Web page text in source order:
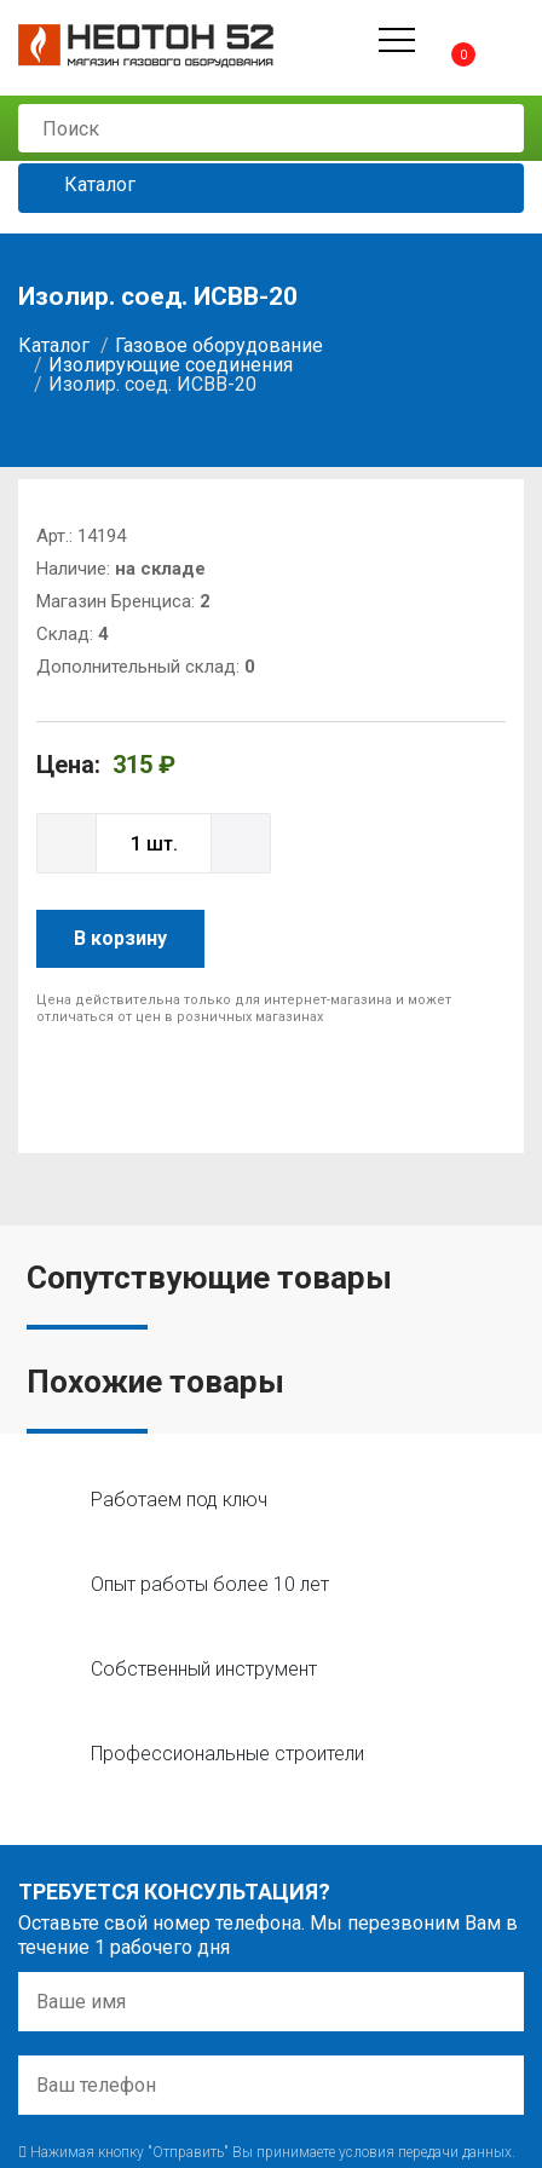
0
Каталог
Изолир. соед. ИСВВ-20
Каталог
Газовое оборудование
Изолирующие соединения
Изолир. соед. ИСВВ-20
Арт.: 14194
Наличие: на складе
Магазин Бренциса: 2
Cклад: 4
Дополнительный склад: 0
Цена: 315 ₽
В корзину
Цена действительна только для интернет-магазина и может
отличаться от цен в розничных магазинах
Сопутствующие товары
Похожие товары
Работаем под ключ
Опыт работы более 10 лет
Собственный инструмент
Профессиональные строители
ТРЕБУЕТСЯ КОНСУЛЬТАЦИЯ?
Оставьте свой номер телефона. Мы перезвоним Вам в
течение 1 рабочего дня
Нажимая кнопку "Отправить" Вы принимаете условия передачи данных.